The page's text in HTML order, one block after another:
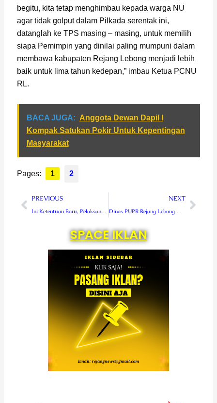
begitu, kita tetap menghimbau kepada warga NU
agar tidak golput dalam Pilkada serentak ini,
datanglah ke TPS masing – masing, untuk memilih
siapa Pemimpin yang dinilai paling mumpuni dalam
membawa kabupaten Rejang Lebong menjadi lebih
baik untuk lima tahun kedepan,” imbau Ketua PCNU
RL.
BACA JUGA: Anggota Dewan Dapil I
Kompak Satukan Pokir Untuk Kepentingan
Masyarakat
Pages: 1 2
Prev
PREVIOUS
Ini Ketentuan Baru, Pelaksanaan Kampanye di Masa Pandemi Covid-19
NEXT
Dinas PUPR Rejang Lebong Mulai Jajaki 50 Paket Pekerjaan Tahun 2020
Next
SPACE IKLAN